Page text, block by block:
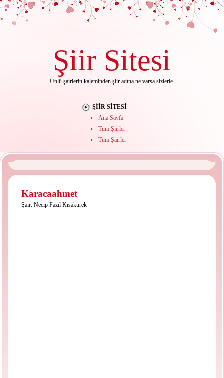
Şiir Sitesi
Ünlü şairlerin kaleminden şiir adına ne varsa sizlerle.
ŞIIR SITESI
Ana Sayfa
Tüm Şiirler
Tüm Şairler
Karacaahmet
Şair: Necip Fazıl Kısakürek